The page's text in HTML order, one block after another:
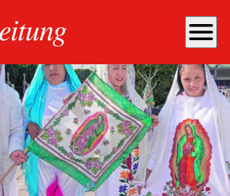
menu